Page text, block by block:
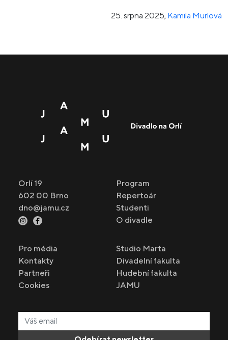
25. srpna 2025, Kamila Murlová
Orlí 19
602 00 Brno
dno@jamu.cz
Program
Repertoár
Studenti
O divadle
Pro média
Kontakty
Partneři
Cookies
Studio Marta
Divadelní fakulta
Hudební fakulta
JAMU